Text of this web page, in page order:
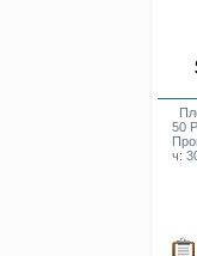
50
ч: